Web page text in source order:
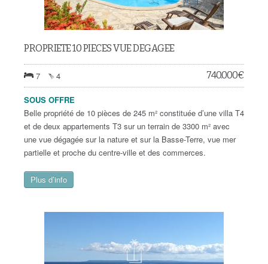
PROPRIETE 10 PIECES VUE DEGAGEE
7 4 740.000€
SOUS OFFRE
Belle propriété de 10 pièces de 245 m² constituée d’une villa T4
et de deux appartements T3 sur un terrain de 3300 m² avec
une vue dégagée sur la nature et sur la Basse-Terre, vue mer
partielle et proche du centre-ville et des commerces.
Plus d’info